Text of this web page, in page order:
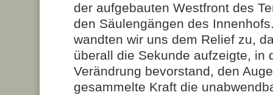
der aufgebauten Westfront des
den Säulengängen des
wandten wir uns dem Relief zu,
überall die Sekunde aufzeigte, in
Verändrung bevorstand, den
gesammelte Kraft die